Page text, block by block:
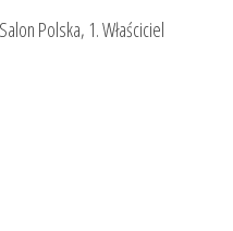
Polska, 1. Właściciel